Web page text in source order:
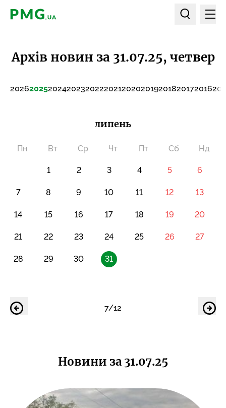
PMG.ua
Пошук по
Архів новин за 31.07.25, четвер
20262025202420232022202120202019201820172016
липень
Пн Вт Ср Чт Пт Сб Нд
1 2 3 4 5 6
7 8 9 10 11 12 13
14 15 16 17 18 19 20
21 22 23 24 25 26 27
28 29 30 31
7/12
Новини за 31.07.25